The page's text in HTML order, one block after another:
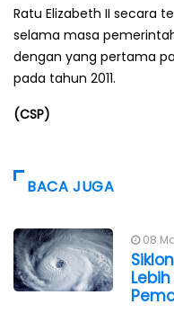
Ratu Elizabeth II secara
selama masa
dengan yang pertama
pada tahun 2011.
(CSP)
BACA JUGA
08